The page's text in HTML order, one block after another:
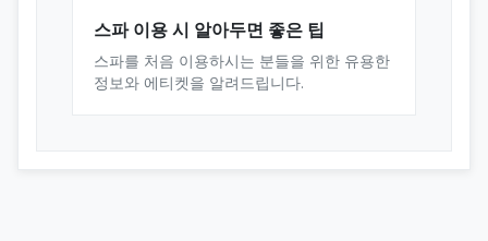
스파 이용 시 알아두면 좋은 팁
스파를 처음 이용하시는 분들을 위한 유용한
정보와 에티켓을 알려드립니다.